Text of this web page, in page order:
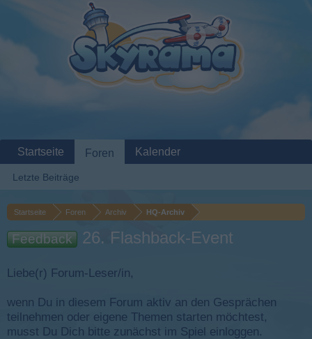
Startseite Foren Archiv HQ-Archiv
Feedback 26. Flashback-Event
Liebe(r) Forum-Leser/in,
wenn Du in diesem Forum aktiv an den Gesprächen
teilnehmen oder eigene Themen starten möchtest,
musst Du Dich bitte zunächst im Spiel einloggen.
Startseite Foren
Letzte Beiträge
Kalender